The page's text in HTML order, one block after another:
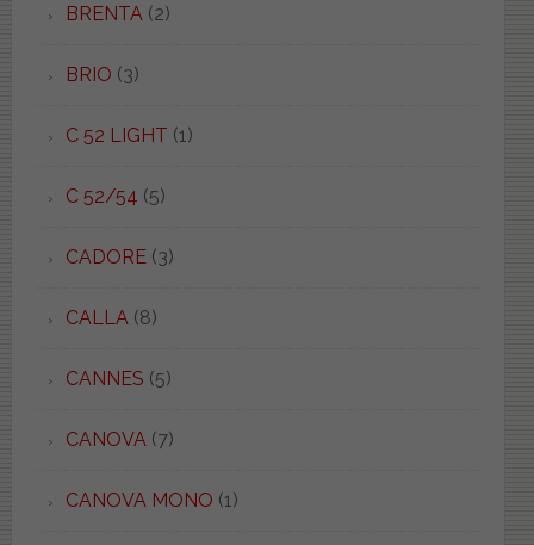
BRENTA (2)
BRIO (3)
C 52 LIGHT (1)
C 52/54 (5)
CADORE(3)
CALLA (8)
CANNES (5)
CANOVA (7)
CANOVA MONO (1)